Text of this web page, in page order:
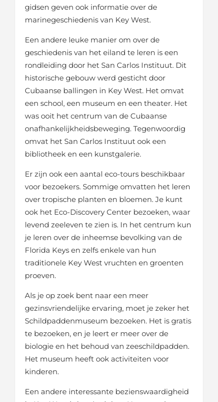
gidsen geven ook informatie over de
marinegeschiedenis van Key West.
Een andere leuke manier om over de
geschiedenis van het eiland te leren is een
rondleiding door het San Carlos Instituut. Dit
historische gebouw werd gesticht door
Cubaanse ballingen in Key West. Het omvat
een school, een museum en een theater. Het
was ooit het centrum van de Cubaanse
onafhankelijkheidsbeweging. Tegenwoordig
omvat het San Carlos Instituut ook een
bibliotheek en een kunstgalerie.
Er zijn ook een aantal eco-tours beschikbaar
voor bezoekers. Sommige omvatten het leren
over tropische planten en bloemen. Je kunt
ook het Eco-Discovery Center bezoeken, waar
levend zeeleven te zien is. In het centrum kun
je leren over de inheemse bevolking van de
Florida Keys en zelfs enkele van hun
traditionele Key West vruchten en groenten
proeven.
Als je op zoek bent naar een meer
gezinsvriendelijke ervaring, moet je zeker het
Schildpaddenmuseum bezoeken. Het is gratis
te bezoeken, en je leert er meer over de
biologie en het behoud van zeeschildpadden.
Het museum heeft ook activiteiten voor
kinderen.
Een andere interessante bezienswaardigheid